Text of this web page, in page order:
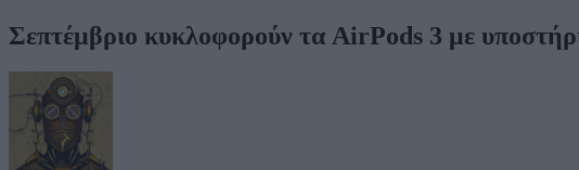
Σεπτέμβριο κυκλοφορούν τα AirPods 3 με